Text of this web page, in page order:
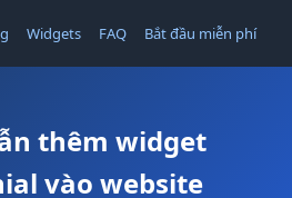
Widgets FAQ Bắt đầu miễn phí
thêm widget
vào website